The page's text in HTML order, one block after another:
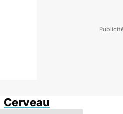
Cerveau